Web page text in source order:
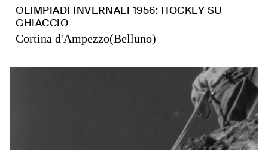
OLIMPIADI INVERNALI 1956: HOCKEY SU
GHIACCIO
Cortina d'Ampezzo(Belluno)